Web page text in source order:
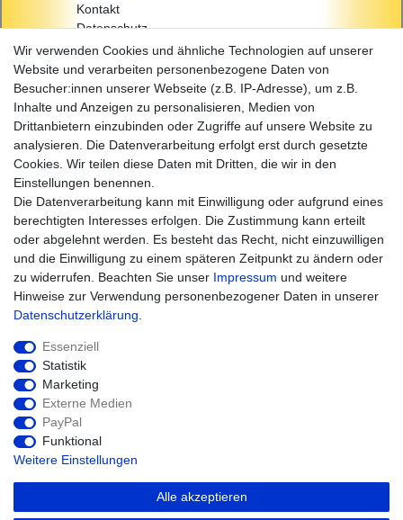
Kontakt
Datenschutz
AGB
Impressum
Einkaufen
Zahlungsarten
Versandarten & -kosten
Widerrufsrecht
Warenkorb
Zur Kasse
Hilfe
Daten­schutz­erklärung
Wir verwenden Cookies und ähnliche Technologien auf unserer
Website und verarbeiten personenbezogene Daten von
Besucher:innen unserer Webseite (z.B. IP-Adresse), um z.B.
Inhalte und Anzeigen zu personalisieren, Medien von
Drittanbietern einzubinden oder Zugriffe auf unsere Website zu
analysieren. Die Datenverarbeitung erfolgt erst durch gesetzte
Cookies. Wir teilen diese Daten mit Dritten, die wir in den
Einstellungen benennen.
Die Datenverarbeitung kann mit Einwilligung oder aufgrund eines
berechtigten Interesses erfolgen. Die Zustimmung kann erteilt
oder abgelehnt werden. Es besteht das Recht, nicht einzuwilligen
und die Einwilligung zu einem späteren Zeitpunkt zu ändern oder
zu widerrufen. Beachten Sie unser Impressum und weitere
Hinweise zur Verwendung personenbezogener Daten in unserer
Daten­schutz­erklärung
Essenziell
Statistik
Marketing
Externe Medien
PayPal
Funktional
Weitere Einstellungen
Alle akzeptieren